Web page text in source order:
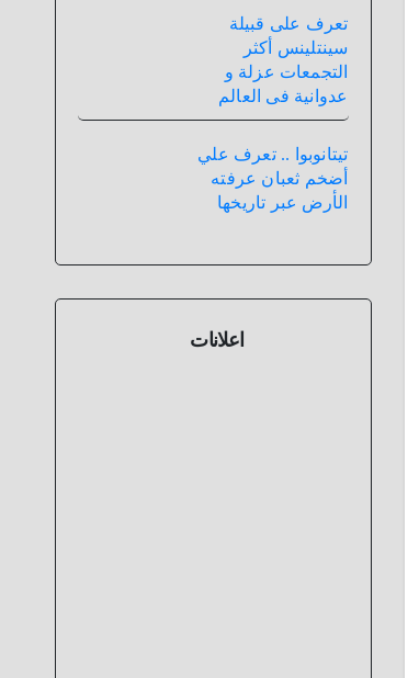
تعرف على قبيلة
سينتلينس أكثر
التجمعات عزلة و
عدوانية فى العالم
تيتانوبوا .. تعرف علي
أضخم ثعبان عرفته
الأرض عبر تاريخها
اعلانات